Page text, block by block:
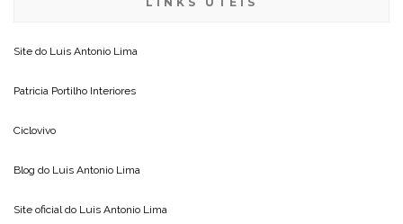
Site do Luis Antonio Lima
Patricia Portilho Interiores
Ciclovivo
Blog do Luis Antonio Lima
Site oficial do Luis Antonio Lima